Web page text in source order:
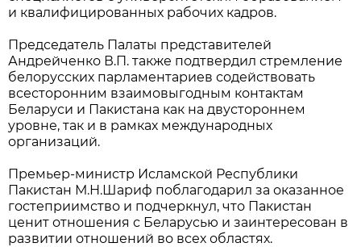
и квалифицированных рабочих кадров.
Председатель Палаты представителей
Андрейченко В.П. также подтвердил стремление
белорусских парламентариев содействовать
всесторонним взаимовыгодным контактам
Беларуси и Пакистана как на двустороннем
уровне, так и в рамках международных
организаций.
Премьер-министр Исламской Республики
Пакистан М.Н.Шариф поблагодарил за оказанное
гостеприимство и подчеркнул, что Пакистан
ценит отношения с Беларусью и заинтересован в
развитии отношений во всех областях.